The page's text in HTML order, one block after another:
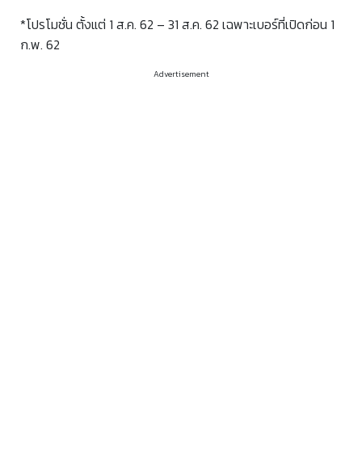
*โปรโมชั่น ตั้งแต่ 1 ส.ค. 62 – 31 ส.ค. 62 เฉพาะเบอร์ที่เปิดก่อน 1
ก.พ. 62
Advertisement